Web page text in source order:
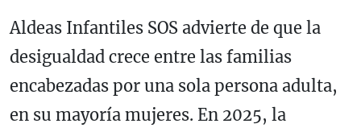
Aldeas Infantiles SOS advierte de que la
desigualdad crece entre las familias
encabezadas por una sola persona adulta,
en su mayoría mujeres. En 2025, la